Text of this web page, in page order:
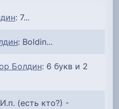
: 7...
: Boldin...
Болдин: 6 букв и 2
(есть кто?) -